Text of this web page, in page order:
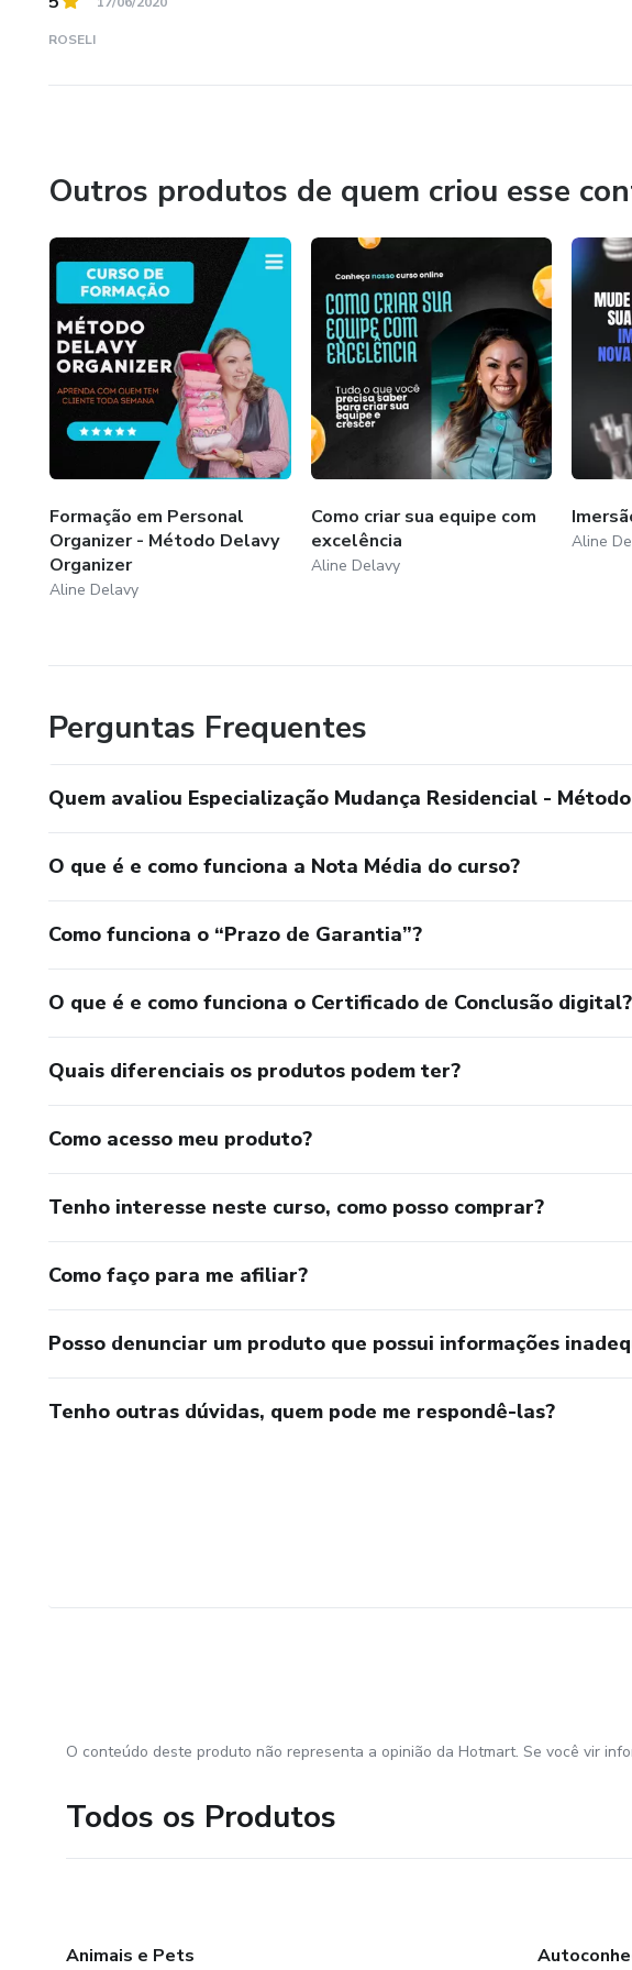
ROSELI
Outros produtos de quem criou esse
Formação em Personal
Organizer - Método Delavy
Organizer
Aline Delavy
Como criar sua equipe com
excelência
Aline Delavy
Aline
Perguntas Frequentes
Quem avaliou Especialização Mudança Residencial -
O que é e como funciona a Nota Média do curso?
Como funciona o “Prazo de Garantia”?
O que é e como funciona o Certificado de Conclusão digital?
Quais diferenciais os produtos podem ter?
Como acesso meu produto?
Tenho interesse neste curso, como posso comprar?
Como faço para me afiliar?
Posso denunciar um produto que possui informações
Tenho outras dúvidas, quem pode me respondê-las?
O conteúdo deste produto não representa a opinião da Hotmart. Se você vir
Todos os Produtos
Animais e Pets